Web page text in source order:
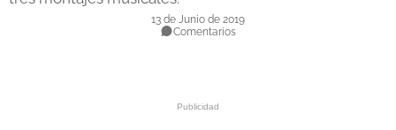
VENTANA CIUDADANA13 de Junio de 2019
Comentarios